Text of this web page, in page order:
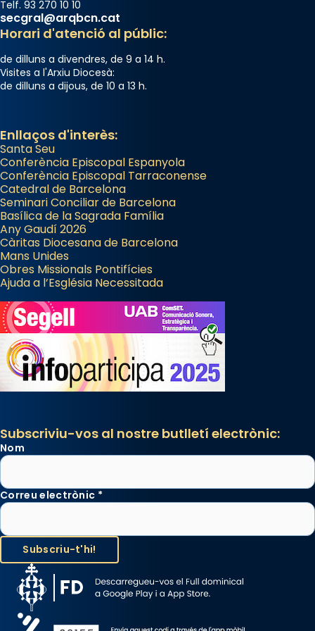
Telf. 93 270 10 10
secgral@arqbcn.cat
Horari d'atenció al públic:
de dilluns a divendres, de 9 a 14 h.
Visites a l'Arxiu Diocesà:
de dilluns a dijous, de 10 a 13 h.
Enllaços d'interès:
Santa Seu
Conferència Episcopal Espanyola
Conferència Episcopal Tarraconense
Catedral de Barcelona
Seminari Conciliar de Barcelona
Basílica de la Sagrada Família
Any Gaudí 2026
Càritas Diocesana de Barcelona
Mans Unides
Obres Missionals Pontifícies
Ajuda a l’Església Necessitada
Subscriviu-vos al nostre butlletí electrònic:
Nom
Correu electrònic *